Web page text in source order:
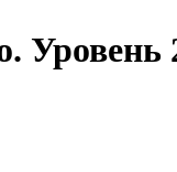
Уровень